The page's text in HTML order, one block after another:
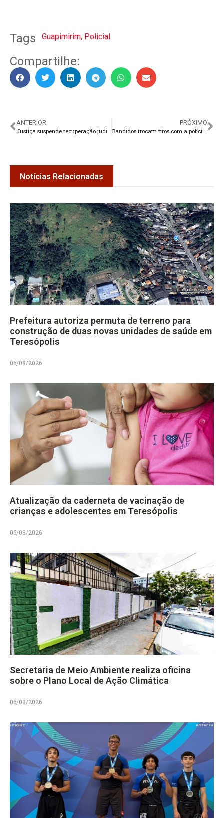
Tags Guapimirim, Policial
Compartilhe:
ANTERIOR
PRÓXIMO
Notícias Relacionadas
Prefeitura autoriza permuta de terreno para
construção de duas novas unidades de saúde em
Teresópolis
06/08/2026
Atualização da caderneta de vacinação de
crianças e adolescentes em Teresópolis
06/08/2026
Secretaria de Meio Ambiente realiza oficina
sobre o Plano Local de Ação Climática
06/08/2026